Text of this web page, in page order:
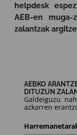
helpdesk
AEB-en
zalantzak
AEBKO
DITUZUN
Galdeiguzu
azkarren